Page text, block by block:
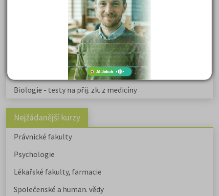
Psychologie - podklady pro přijímačky
Přijímací zkoušky z matematiky na VŠE Praha
Řešení otázek Policejní akademie
Politologie - testy na přijímačky VŠ
Sociologie - testy na přijímačky VŠ
Biologie - testy na přij. zk. z medicíny
Nejžádanější kurzy
Právnické fakulty
Psychologie
Lékařské fakulty, farmacie
Společenské a human. vědy